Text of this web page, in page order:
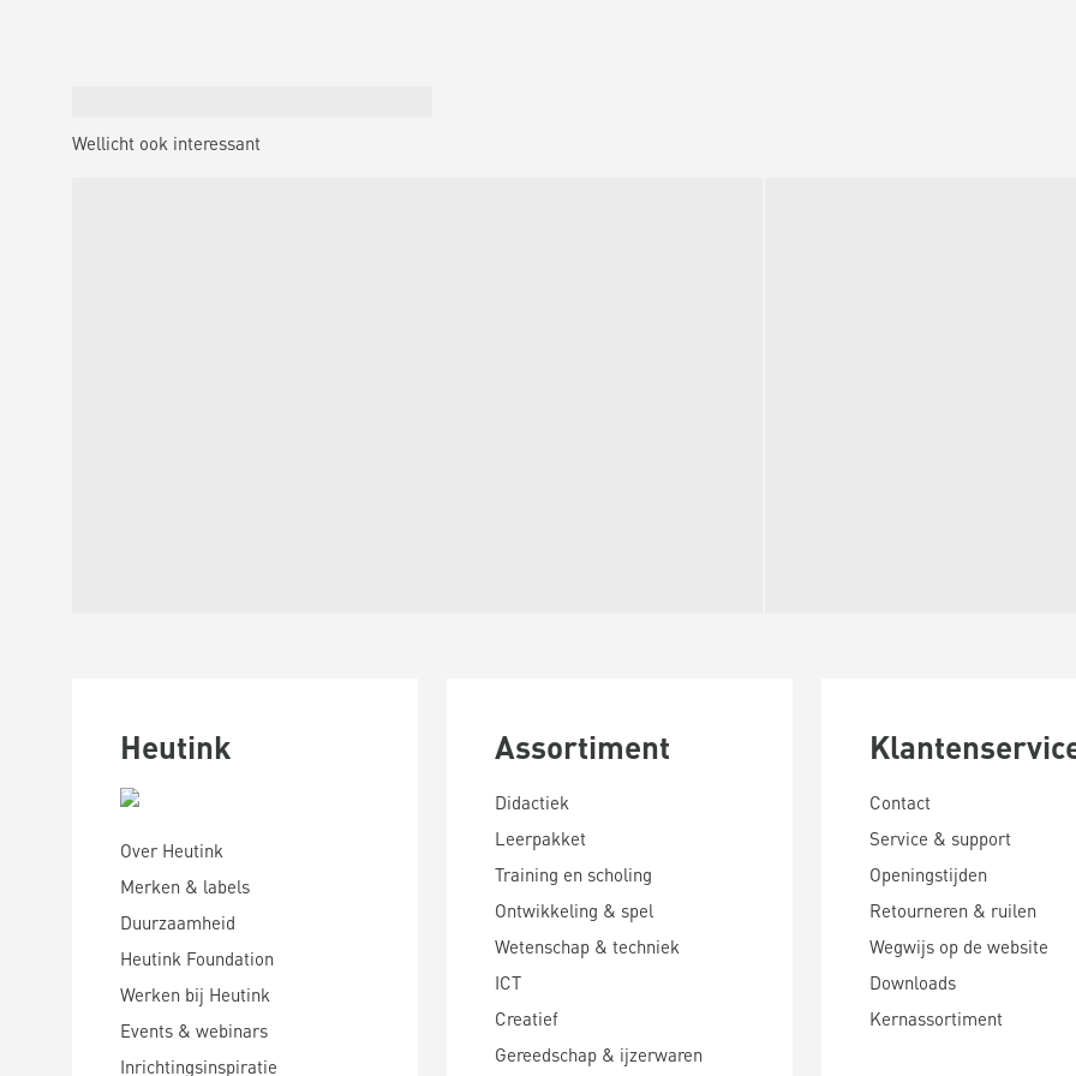
Wellicht ook interessant
Heutink
Over Heutink
Merken & labels
Duurzaamheid
Heutink Foundation
Werken bij Heutink
Events & webinars
Inrichtingsinspiratie
Assortiment
Didactiek
Leerpakket
Training en scholing
Ontwikkeling & spel
Wetenschap & techniek
ICT
Creatief
Gereedschap & ijzerwaren
Contact
Service & support
Openingstijden
Retourneren & ruilen
Wegwijs op de website
Downloads
Kernassortiment